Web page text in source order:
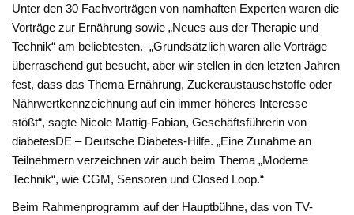
Unter den 30 Fachvorträgen von namhaften Experten waren die
Vorträge zur Ernährung sowie „Neues aus der Therapie und
Technik“ am beliebtesten. „Grundsätzlich waren alle Vorträge
überraschend gut besucht, aber wir stellen in den letzten Jahren
fest, dass das Thema Ernährung, Zuckeraustauschstoffe oder
Nährwertkennzeichnung auf ein immer höheres Interesse
stößt“, sagte Nicole Mattig-Fabian, Geschäftsführerin von
diabetesDE – Deutsche Diabetes-Hilfe. „Eine Zunahme an
Teilnehmern verzeichnen wir auch beim Thema „Moderne
Technik“, wie CGM, Sensoren und Closed Loop.“
Beim Rahmenprogramm auf der Hauptbühne, das von TV-